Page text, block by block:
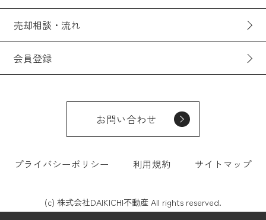
売却相談・流れ
会員登録
お問い合わせ
プライバシーポリシー 利用規約 サイトマップ
(c) 株式会社DAIKICHI不動産 All rights reserved.